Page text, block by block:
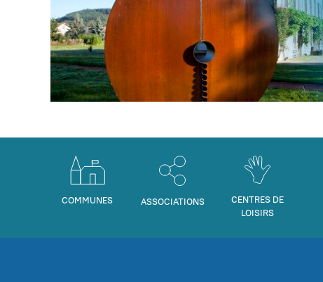
COMMUNES ASSOCIATIONS
CENTRES DE
LOISIRS